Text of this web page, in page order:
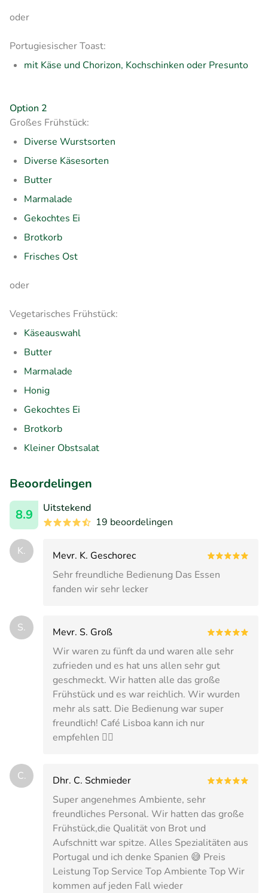
oder
Portugiesischer Toast:
mit Käse und Chorizon, Kochschinken oder Presunto
Option 2
Großes Frühstück:
Diverse Wurstsorten
Diverse Käsesorten
Butter
Marmalade
Gekochtes Ei
Brotkorb
Frisches Ost
oder
Vegetarisches Frühstück:
Käseauswahl
Butter
Marmalade
Honig
Gekochtes Ei
Brotkorb
Kleiner Obstsalat
Beoordelingen
8.9
Uitstekend
19 beoordelingen
K.
Mevr. K. Geschorec
Sehr freundliche Bedienung Das Essen
fanden wir sehr lecker
S.
Mevr. S. Groß
Wir waren zu fünft da und waren alle sehr
zufrieden und es hat uns allen sehr gut
geschmeckt. Wir hatten alle das große
Frühstück und es war reichlich. Wir wurden
mehr als satt. Die Bedienung war super
freundlich! Café Lisboa kann ich nur
empfehlen 👍🏼
C.
Dhr. C. Schmieder
Super angenehmes Ambiente, sehr
freundliches Personal. Wir hatten das große
Frühstück,die Qualität von Brot und
Aufschnitt war spitze. Alles Spezialitäten aus
Portugal und ich denke Spanien 😅 Preis
Leistung Top Service Top Ambiente Top Wir
kommen auf jeden Fall wieder